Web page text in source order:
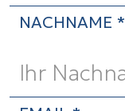
NACHNAME *